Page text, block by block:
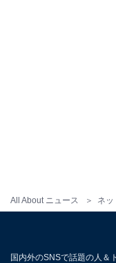
All About ニュース ネッ
国内外のSNSで話題の人＆